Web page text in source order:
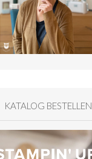
KATALOG BESTELLEN